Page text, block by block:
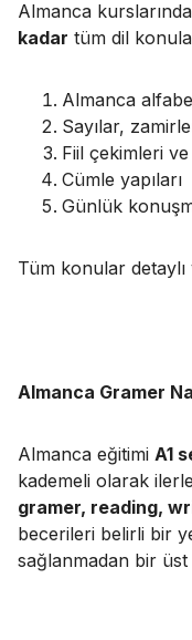
Almanca
kadar tüm dil
Almanca
Sayılar,
Fiil çekimleri
Cümle yapıları
Günlük
Tüm konular
Almanca Gramer
Almanca eğitimi A1
kademeli olarak
gramer, reading,
becerileri belirli bir
sağlanmadan bir